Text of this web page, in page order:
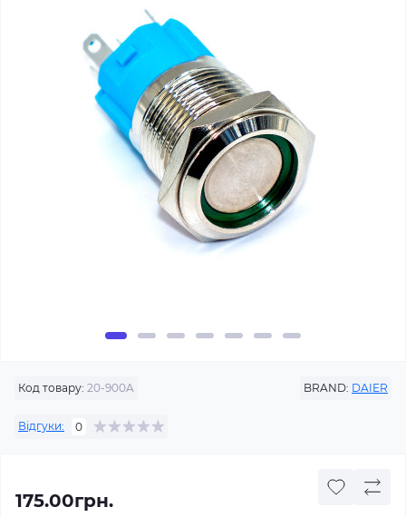
Код товару: 20-900A BRAND: DAIER
Відгуки: 0
175.00грн.